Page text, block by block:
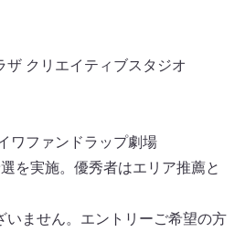
ザ クリエイティブスタジオ
ワファンドラップ劇場
を実施。優秀者はエリア推薦と
ません。エントリーご希望の方